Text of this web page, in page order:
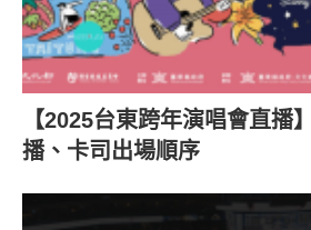
【2025台東跨年演唱會直播
播、卡司出場順序